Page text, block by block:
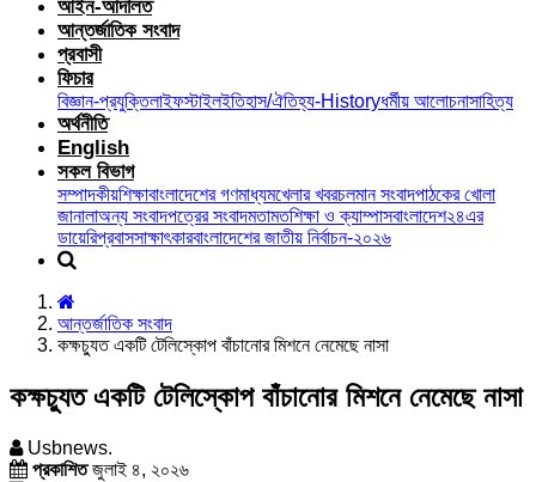
আইন-আদালত
আন্তর্জাতিক সংবাদ
প্রবাসী
ফিচার
বিজ্ঞান-প্রযুক্তিলাইফস্টাইলইতিহাস/ঐতিহ্য-Historyধর্মীয় আলোচনাসাহিত্য
অর্থনীতি
English
সকল বিভাগ
সম্পাদকীয়শিক্ষাবাংলাদেশের গণমাধ্যমখেলার খবরচলমান সংবাদপাঠকের খোলা
জানালাঅন্য সংবাদপত্রের সংবাদমতামতশিক্ষা ও ক্যাম্পাসবাংলাদেশ২৪এর
ডায়েরিপ্রবাসসাক্ষাৎকারবাংলাদেশের জাতীয় নির্বাচন-২০২৬
আন্তর্জাতিক সংবাদ
কক্ষচ্যুত একটি টেলিস্কোপ বাঁচানোর মিশনে নেমেছে নাসা
কক্ষচ্যুত একটি টেলিস্কোপ বাঁচানোর মিশনে নেমেছে নাসা
Usbnews.
প্রকাশিতজুলাই ৪, ২০২৬